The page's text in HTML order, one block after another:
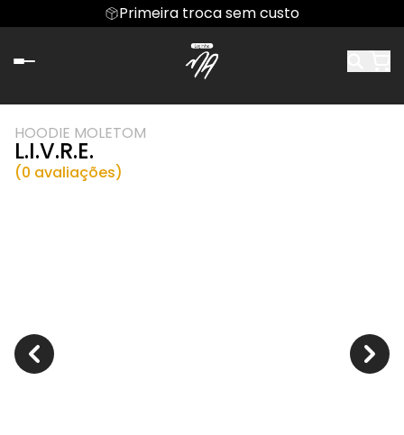
Primeira troca sem custo
HOODIE MOLETOM
L.I.V.R.E.
(0 avaliações)